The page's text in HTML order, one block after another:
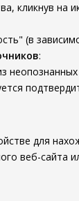
кликнув на
(в
:
для
веб-сайта